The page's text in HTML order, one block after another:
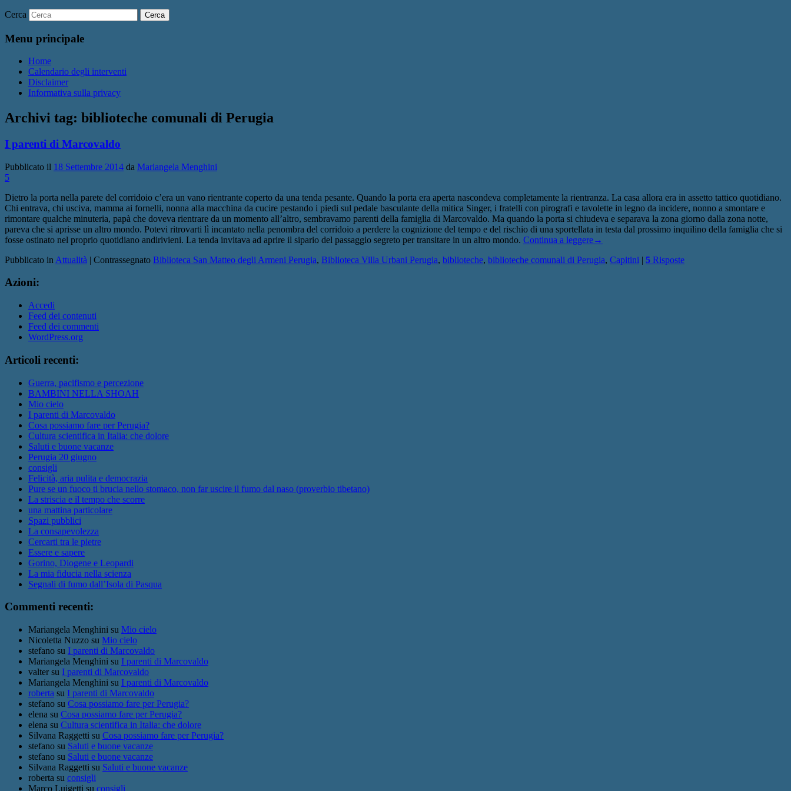
Cerca
Menu principale
Home
Calendario degli interventi
Disclaimer
Informativa sulla privacy
Archivi tag: biblioteche comunali di Perugia
I parenti di Marcovaldo
Pubblicato il 18 Settembre 2014 da Mariangela Menghini
5
Dietro la porta nella parete del corridoio c’era un vano rientrante coperto da una tenda pesante. Quando la porta era aperta nascondeva completamente la rientranza. La casa allora era in assetto tattico quotidiano.
Chi entrava, chi usciva, mamma ai fornelli, nonna alla macchina da cucire pestando i piedi sul pedale basculante della mitica Singer, i fratelli con pirografi e tavolette in legno da incidere, nonno a smontare e
rimontare qualche minuteria, papà che doveva rientrare da un momento all’altro, sembravamo parenti della famiglia di Marcovaldo. Ma quando la porta si chiudeva e separava la zona giorno dalla zona notte,
pareva che si aprisse un altro mondo. Potevi ritrovarti lì incantato nella penombra del corridoio a perdere la cognizione del tempo e del rischio di una sportellata in testa dal prossimo inquilino della famiglia che si
fosse ostinato nel proprio quotidiano andirivieni. La tenda invitava ad aprire il sipario del passaggio segreto per transitare in un altro mondo. Continua a leggere→
Pubblicato in Attualità | Contrassegnato Biblioteca San Matteo degli Armeni Perugia, Biblioteca Villa Urbani Perugia, biblioteche, biblioteche comunali di Perugia, Capitini | 5 Risposte
Azioni:
Accedi
Feed dei contenuti
Feed dei commenti
WordPress.org
Articoli recenti:
Guerra, pacifismo e percezione
BAMBINI NELLA SHOAH
Mio cielo
I parenti di Marcovaldo
Cosa possiamo fare per Perugia?
Cultura scientifica in Italia: che dolore
Saluti e buone vacanze
Perugia 20 giugno
consigli
Felicità, aria pulita e democrazia
Pure se un fuoco ti brucia nello stomaco, non far uscire il fumo dal naso (proverbio tibetano)
La striscia e il tempo che scorre
una mattina particolare
Spazi pubblici
La consapevolezza
Cercarti tra le pietre
Essere e sapere
Gorino, Diogene e Leopardi
La mia fiducia nella scienza
Segnali di fumo dall’Isola di Pasqua
Commenti recenti:
Mariangela Menghini su Mio cielo
Nicoletta Nuzzo su Mio cielo
stefano su I parenti di Marcovaldo
Mariangela Menghini su I parenti di Marcovaldo
valtersu I parenti di Marcovaldo
Mariangela Menghini su I parenti di Marcovaldo
roberta su I parenti di Marcovaldo
stefano su Cosa possiamo fare per Perugia?
elena su Cosa possiamo fare per Perugia?
elena su Cultura scientifica in Italia: che dolore
Silvana Raggetti su Cosa possiamo fare per Perugia?
stefano su Saluti e buone vacanze
stefano su Saluti e buone vacanze
Silvana Raggetti su Saluti e buone vacanze
roberta su consigli
Marco Luigetti su consigli